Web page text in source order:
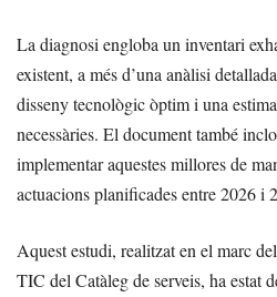
La diagnosi engloba un inventari
existent, a més d’una anàlisi
disseny tecnològic òptim i una
necessàries. El document també
implementar aquestes millores de
actuacions planificades entre 2026 i
Aquest estudi, realitzat en el marc
TIC del Catàleg de serveis, ha estat